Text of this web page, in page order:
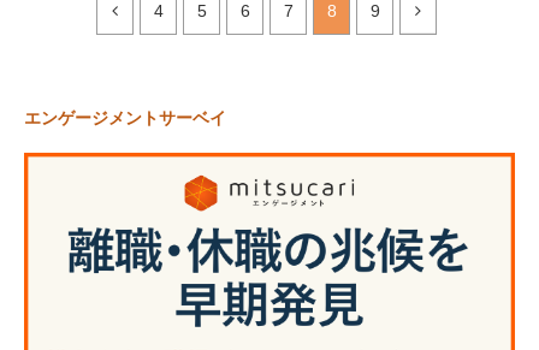
4 5 6 7 8 9
エンゲージメントサーベイ